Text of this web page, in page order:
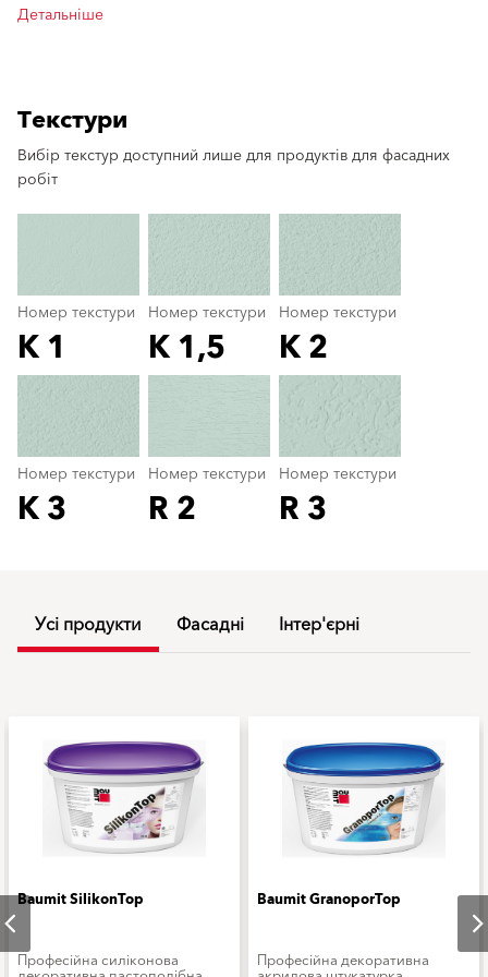
Детальніше
Текстури
Вибір текстур доступний лише для продуктів для фасадних
робіт
Номер текстури
K 1
Номер текстури
K 1,5
Номер текстури
K 2
Номер текстури
K 3
Номер текстури
R 2
Номер текстури
R 3
clear
Номер текстури
color_name
Усі продукти Фасадні Інтер'єрні
Baumit SilikonTop
Професійна силіконова
Baumit GranoporTop
Професійна декоративна